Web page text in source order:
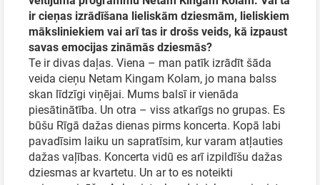
ir cieņas izrādīšana lieliskām dziesmām, lieliskiem
māksliniekiem vai arī tas ir drošs veids, kā izpaust
savas emocijas zināmās dziesmās?
Te ir divas daļas. Viena – man patīk izrādīt šāda
veida cieņu Netam Kingam Kolam, jo mana balss
skan līdzīgi viņējai. Mums balsī ir vienāda
piesātinātība. Un otra – viss atkarīgs no grupas. Es
būšu Rīgā dažas dienas pirms koncerta. Kopā labi
pavadīsim laiku un sapratīsim, kur varam atļauties
dažas vaļības. Koncerta vidū es arī izpildīšu dažas
dziesmas ar kvartetu. Un ar to es noteikti